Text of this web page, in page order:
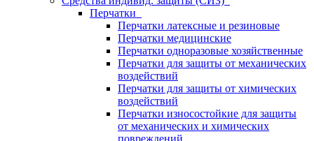
Перчатки
Перчатки латексные и резиновые
Перчатки медицинские
Перчатки одноразовые хозяйственные
Перчатки для защиты от механических
воздействий
Перчатки для защиты от химических
воздействий
Перчатки износостойкие для защиты
от механических и химических
повреждений